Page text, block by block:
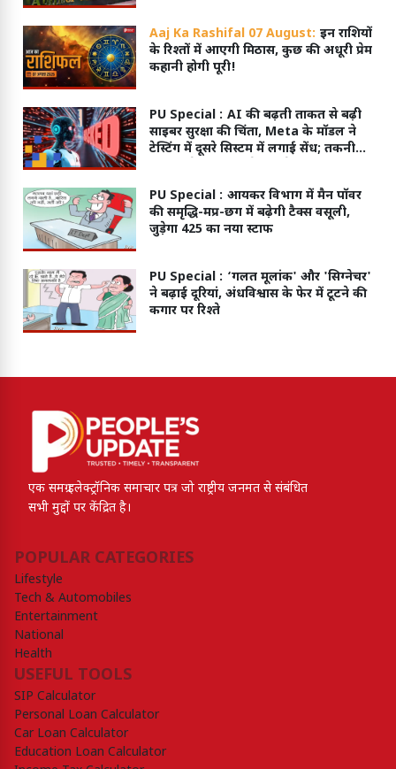
Aaj Ka Rashifal 07 August: इन राशियों
के रिश्तों में आएगी मिठास, कुछ की अधूरी प्रेम
कहानी होगी पूरी!
PU Special : AI की बढ़ती ताकत से बढ़ी
साइबर सुरक्षा की चिंता, Meta के मॉडल ने
टेस्टिंग में दूसरे सिस्टम में लगाई सेंध; तकनीकी
PU Special : आयकर विभाग में मैन पॉवर
की समृद्धि-मप्र-छग में बढ़ेगी टैक्स वसूली,
जुड़ेगा 425 का नया स्टाफ
PU Special : ‘गलत मूलांक' और 'सिग्नेचर'
ने बढ़ाई दूरियां, अंधविश्वास के फेर में टूटने की
कगार पर रिश्ते
एक समग्र इलेक्ट्रॉनिक समाचार पत्र जो राष्ट्रीय जनमत से संबंधित
सभी मुद्दों पर केंद्रित है।
POPULAR CATEGORIES
Lifestyle
Tech & Automobiles
Entertainment
National
Health
USEFUL TOOLS
SIP Calculator
Personal Loan Calculator
Car Loan Calculator
Education Loan Calculator